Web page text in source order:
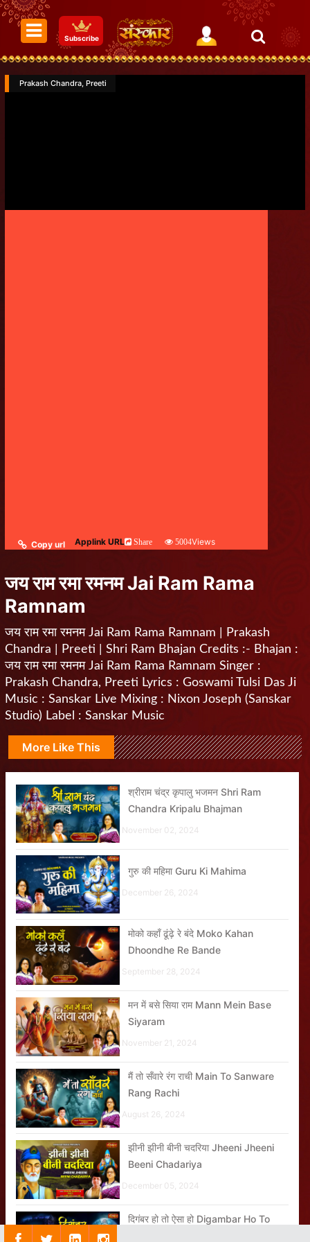
Subscribe
Prakash Chandra, Preeti
Copy url Applink URL Share 5004Views
जय राम रमा रमनम Jai Ram Rama
Ramnam
जय राम रमा रमनम Jai Ram Rama Ramnam | Prakash
Chandra | Preeti | Shri Ram Bhajan Credits :- Bhajan :
जय राम रमा रमनम Jai Ram Rama Ramnam Singer :
Prakash Chandra, Preeti Lyrics : Goswami Tulsi Das Ji
Music : Sanskar Live Mixing : Nixon Joseph (Sanskar
Studio) Label : Sanskar Music
More Like This
श्रीराम चंद्र कृपालु भजमन Shri Ram
Chandra Kripalu Bhajman
November 02, 2024
गुरु की महिमा Guru Ki Mahima
December 26, 2024
मोको कहाँ ढूंढ़े रे बंदे Moko Kahan
Dhoondhe Re Bande
September 28, 2024
मन में बसे सिया राम Mann Mein Base
Siyaram
November 21, 2024
मैं तो सँवारे रंग राची Main To Sanware
Rang Rachi
August 26, 2024
झीनी झीनी बीनी चदरिया Jheeni Jheeni
Beeni Chadariya
December 05, 2024
दिगंबर हो तो ऐसा हो Digambar Ho To